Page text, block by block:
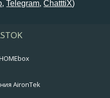
,Telegram,ChatttiX)
AironTek